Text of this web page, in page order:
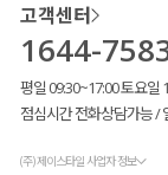
고객센터
1644-
평일 09:30~17:00 토요일
점심시간 전화상담가능 /
(주) 제이스타일 사업자 정보